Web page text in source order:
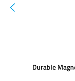
Durable